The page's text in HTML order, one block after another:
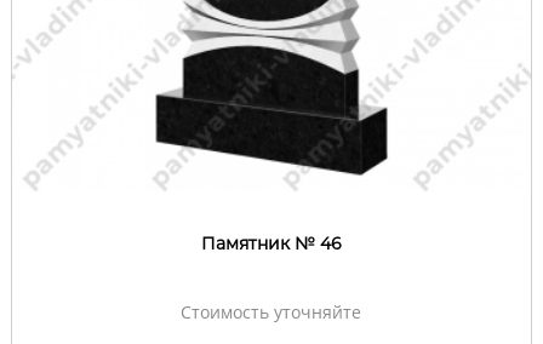
Памятник № 46
Стоимость уточняйте